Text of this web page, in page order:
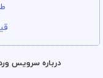
درباره سرویس